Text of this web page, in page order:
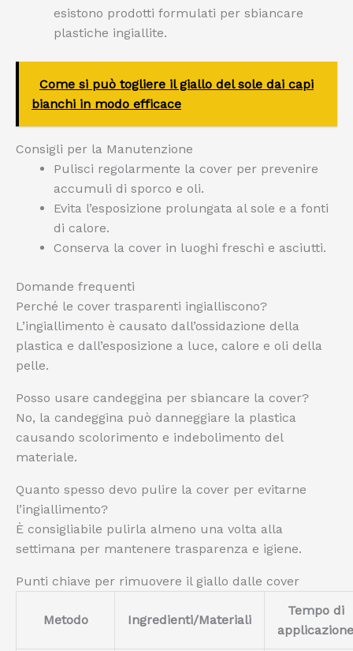
esistono prodotti formulati per sbiancare
plastiche ingiallite.
Come si può togliere il giallo del sole dai capi
bianchi in modo efficace
Consigli per la Manutenzione
Pulisci regolarmente la cover per prevenire
accumuli di sporco e oli.
Evita l’esposizione prolungata al sole e a fonti
di calore.
Conserva la cover in luoghi freschi e asciutti.
Domande frequenti
Perché le cover trasparenti ingialliscono?
L’ingiallimento è causato dall’ossidazione della
plastica e dall’esposizione a luce, calore e oli della
pelle.
Posso usare candeggina per sbiancare la cover?
No, la candeggina può danneggiare la plastica
causando scolorimento e indebolimento del
materiale.
Quanto spesso devo pulire la cover per evitarne
l’ingiallimento?
È consigliabile pulirla almeno una volta alla
settimana per mantenere trasparenza e igiene.
Punti chiave per rimuovere il giallo dalle cover
Metodo Ingredienti/Materiali
Tempo di
applicazione